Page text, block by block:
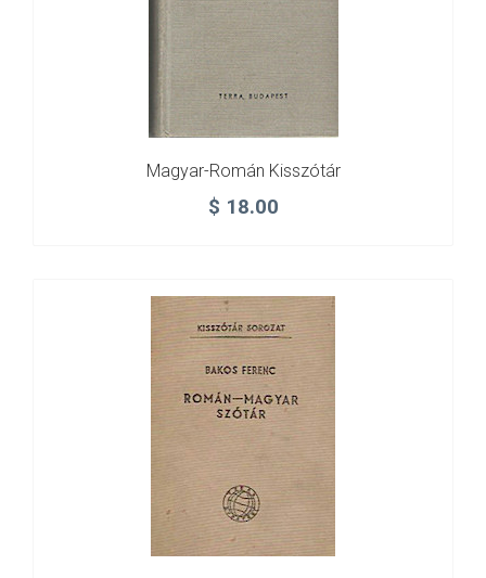
Magyar-Román Kisszótár
$ 18.00